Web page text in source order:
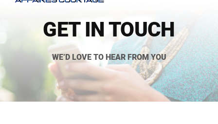
Assurances
Loyers Impayés
GET IN TOUCH
WE’D LOVE TO HEAR FROM YOU